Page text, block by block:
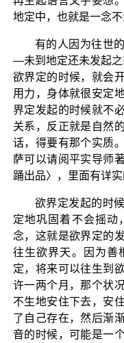
地定中，也就是一念
有的人因为往世
—未到地定还未发起之
欲界定的时候，就会
用力，身体就很安定
界定发起的时候就不
关系，反正就是自然
话，得要有那个实质
萨可以请阅平实导师
踊出品〉，里面有详实
欲界定发起的时
定地巩固着不会摇动
念，这就是欲界定的
往生欲界天。因为善
定，将来可以往生到
许一两个月，那个状
不生地安住下去，安
了自己存在，然后渐
音的时候，可能是一